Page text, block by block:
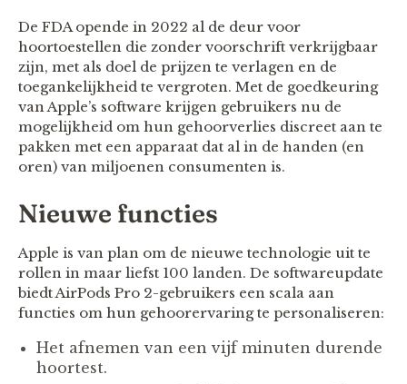
De FDA opende in 2022 al de deur voor
hoortoestellen die zonder voorschrift verkrijgbaar
zijn, met als doel de prijzen te verlagen en de
toegankelijkheid te vergroten. Met de goedkeuring
van Apple’s software krijgen gebruikers nu de
mogelijkheid om hun gehoorverlies discreet aan te
pakken met een apparaat dat al in de handen (en
oren) van miljoenen consumenten is.
Nieuwe functies
Apple is van plan om de nieuwe technologie uit te
rollen in maar liefst 100 landen. De softwareupdate
biedt AirPods Pro 2-gebruikers een scala aan
functies om hun gehoorervaring te personaliseren:
Het afnemen van een vijf minuten durende
hoortest.